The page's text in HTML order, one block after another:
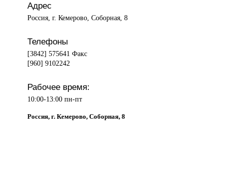
Адрес
Россия, г. Кемерово, Соборная, 8
Телефоны
[3842] 575641 Факс
[960] 9102242
Рабочее время:
10:00-13:00 пн-пт
Россия, г. Кемерово, Соборная, 8